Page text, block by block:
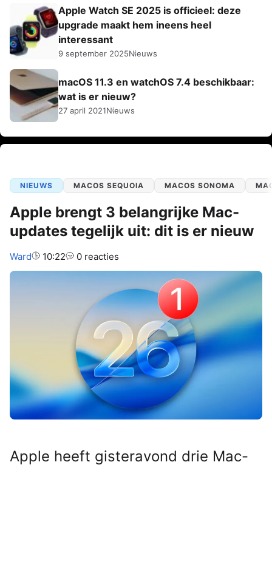
Apple Watch SE 2025 is officieel: deze
upgrade maakt hem ineens heel
interessant
9 september 2025Nieuws
macOS 11.3 en watchOS 7.4 beschikbaar:
wat is er nieuw?
27 april 2021Nieuws
NIEUWS MACOS SEQUOIA MACOS SONOMA
Apple brengt 3 belangrijke Mac-
updates tegelijk uit: dit is er nieuw
Auteur:
Ward 10:22 0 reacties
Apple heeft gisteravond drie Mac-